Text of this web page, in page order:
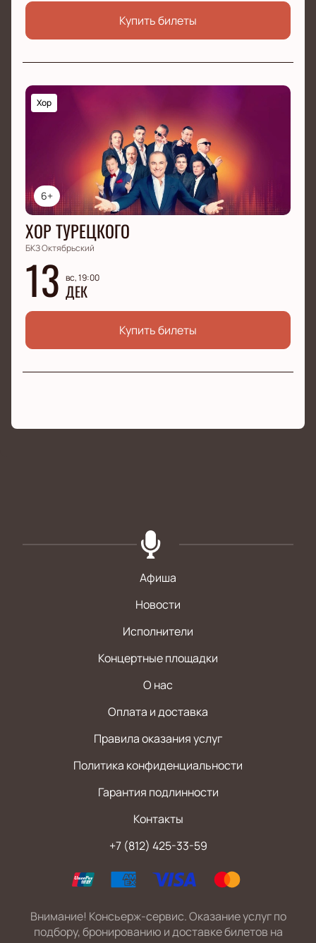
Купить билеты
6+
Хор
ХОР ТУРЕЦКОГО
БКЗ Октябрьский
13 вс, 19:00
ДЕК
Купить билеты
Афиша
Новости
Исполнители
Концертные площадки
О нас
Оплата и доставка
Правила оказания услуг
Политика конфиденциальности
Гарантия подлинности
Контакты
+7 (812) 425-33-59
Внимание! Консьерж-сервис. Оказание услуг по
подбору, бронированию и доставке билетов на